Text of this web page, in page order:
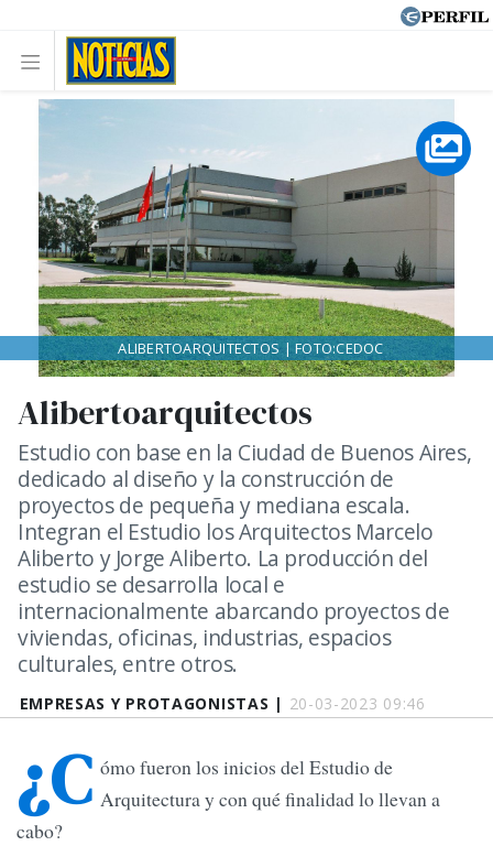
EMPRESAS Y PROTAGONISTAS | 20-03-2023 09:46
Alibertoarquitectos
Estudio con base en la Ciudad de Buenos Aires,
dedicado al diseño y la construcción de
proyectos de pequeña y mediana escala.
Integran el Estudio los Arquitectos Marcelo
Aliberto y Jorge Aliberto. La producción del
estudio se desarrolla local e
internacionalmente abarcando proyectos de
viviendas, oficinas, industrias, espacios
culturales, entre otros.
ALIBERTOARQUITECTOS | FOTO:CEDOC
¿C ómo fueron los inicios del Estudio de
Arquitectura y con qué finalidad lo llevan a
cabo?